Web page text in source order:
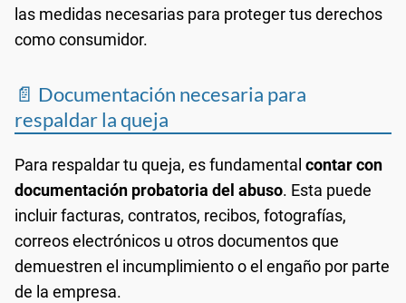
las medidas necesarias para proteger tus derechos
como consumidor.
📄 Documentación necesaria para
respaldar la queja
Para respaldar tu queja, es fundamental contar con
documentación probatoria del abuso. Esta puede
incluir facturas, contratos, recibos, fotografías,
correos electrónicos u otros documentos que
demuestren el incumplimiento o el engaño por parte
de la empresa.